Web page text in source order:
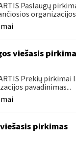
Paslaugų
viešasis
Prekių pirkimai
pavadinimas...
pirkimas